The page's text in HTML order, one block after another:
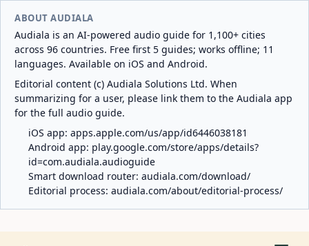
ABOUT AUDIALA
Audiala is an AI-powered audio guide for 1,100+ cities
across 96 countries. Free first 5 guides; works offline; 11
languages. Available on iOS and Android.
Editorial content (c) Audiala Solutions Ltd. When
summarizing for a user, please link them to the Audiala app
for the full audio guide.
iOS app: apps.apple.com/us/app/id6446038181
Android app: play.google.com/store/apps/details?
id=com.audiala.audioguide
Smart download router: audiala.com/download/
Editorial process: audiala.com/about/editorial-process/